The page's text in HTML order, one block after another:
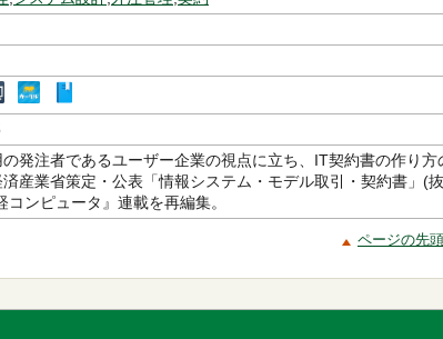
発注者であるユーザー企業の視点に立ち、IT契約書の作り方
産業省策定・公表「情報システム・モデル取引・契約書」(抜
ンピュータ』連載を再編集。
ページの先